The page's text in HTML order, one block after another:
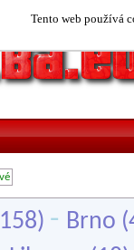
Tento web používá
- Brno